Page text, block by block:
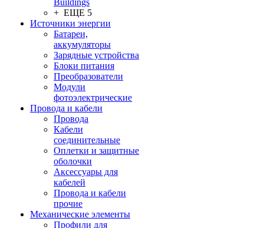
Buildings
+ ЕЩЕ 5
Источники энергии
Батареи,
аккумуляторы
Зарядные устройства
Блоки питания
Преобразователи
Модули
фотоэлектрические
Провода и кабели
Провода
Кабели
соединительные
Оплетки и защитные
оболочки
Аксессуары для
кабелей
Провода и кабели
прочие
Механические элементы
Профили для